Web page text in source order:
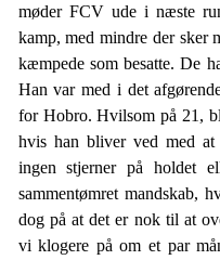
møder FCV ude i næste
kamp, med mindre der sker
kæmpede som besatte. De
Han var med i det
for Hobro. Hvilsom på 21,
hvis han bliver ved med
ingen stjerner på holdet
sammentømret mandskab,
dog på at det er nok til at
vi klogere på om et par